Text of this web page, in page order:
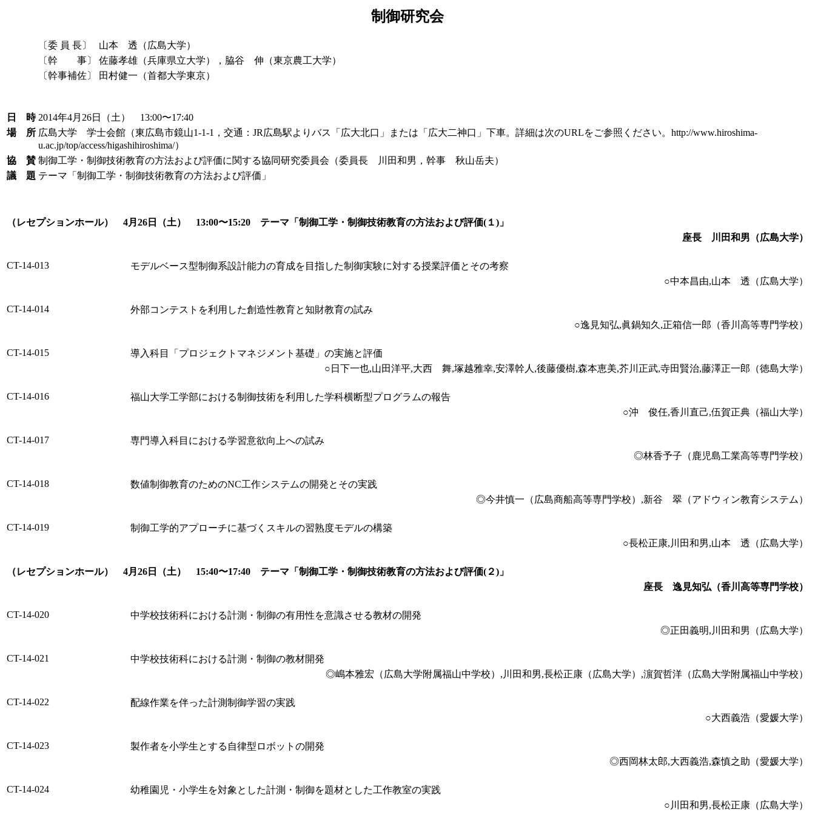
制御研究会
〔委 員 長〕
山本 透（広島大学）
〔幹 事〕
佐藤孝雄（兵庫県立大学），脇谷 伸（東京農工大学）
〔幹事補佐〕
田村健一（首都大学東京）
日 時 2014年4月26日（土） 13:00〜17:40
場 所 広島大学 学士会館（東広島市鏡山1-1-1，交通：JR広島駅よりバス「広大北口」または「広大二神口」下車。詳細は次のURLをご参照ください。http://www.hiroshima-
u.ac.jp/top/access/higashihiroshima/）
協 賛 制御工学・制御技術教育の方法および評価に関する協同研究委員会（委員長 川田和男，幹事 秋山岳夫）
議 題 テーマ「制御工学・制御技術教育の方法および評価」
（レセプションホール） 4月26日（土） 13:00〜15:20 テーマ「制御工学・制御技術教育の方法および評価(１)」
座長 川田和男（広島大学）
CT-14-013
モデルベース型制御系設計能力の育成を目指した制御実験に対する授業評価とその考察
○中本昌由,山本 透（広島大学）
CT-14-014
外部コンテストを利用した創造性教育と知財教育の試み
○逸見知弘,眞鍋知久,正箱信一郎（香川高等専門学校）
CT-14-015
導入科目「プロジェクトマネジメント基礎」の実施と評価
○日下一也,山田洋平,大西 舞,塚越雅幸,安澤幹人,後藤優樹,森本恵美,芥川正武,寺田賢治,藤澤正一郎（徳島大学）
CT-14-016
福山大学工学部における制御技術を利用した学科横断型プログラムの報告
○沖 俊任,香川直己,伍賀正典（福山大学）
CT-14-017
専門導入科目における学習意欲向上への試み
◎林香予子（鹿児島工業高等専門学校）
CT-14-018
数値制御教育のためのNC工作システムの開発とその実践
◎今井慎一（広島商船高等専門学校）,新谷 翠（アドウィン教育システム）
CT-14-019
制御工学的アプローチに基づくスキルの習熟度モデルの構築
○長松正康,川田和男,山本 透（広島大学）
（レセプションホール） 4月26日（土） 15:40〜17:40 テーマ「制御工学・制御技術教育の方法および評価(２)」
座長 逸見知弘（香川高等専門学校）
CT-14-020
中学校技術科における計測・制御の有用性を意識させる教材の開発
◎正田義明,川田和男（広島大学）
CT-14-021
中学校技術科における計測・制御の教材開発
◎嶋本雅宏（広島大学附属福山中学校）,川田和男,長松正康（広島大学）,濵賀哲洋（広島大学附属福山中学校）
CT-14-022
配線作業を伴った計測制御学習の実践
○大西義浩（愛媛大学）
CT-14-023
製作者を小学生とする自律型ロボットの開発
◎西岡林太郎,大西義浩,森慎之助（愛媛大学）
CT-14-024
幼稚園児・小学生を対象とした計測・制御を題材とした工作教室の実践
○川田和男,長松正康（広島大学）